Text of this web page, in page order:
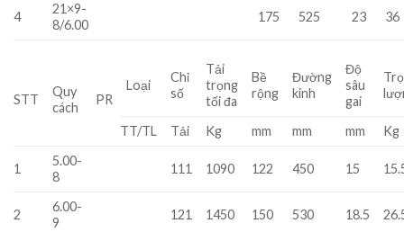
4
21×9-
8/6.00
175 525 23 36
STT
Quy
cách
PR
Loại
Chỉ
số
Tải
trọng
tối đa
Bề
rộng
Đường
kính
Độ
sâu
gai
TT/TL Tải Kg mm mm mm Kg
1
5.00-
8
111 1090 122 450 15
2
6.00-
9
121 1450 150 530 18.5